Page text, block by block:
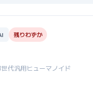
残りわずか
代汎用ヒューマノイド